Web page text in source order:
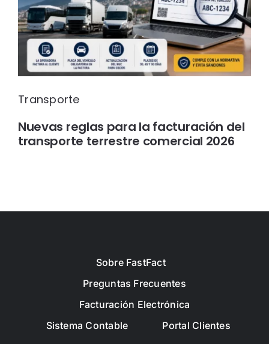
Transporte
Nuevas reglas para la facturación del
transporte terrestre comercial 2026
Sobre FastFact
Preguntas Frecuentes
Facturación Electrónica
Sistema Contable
Portal Clientes